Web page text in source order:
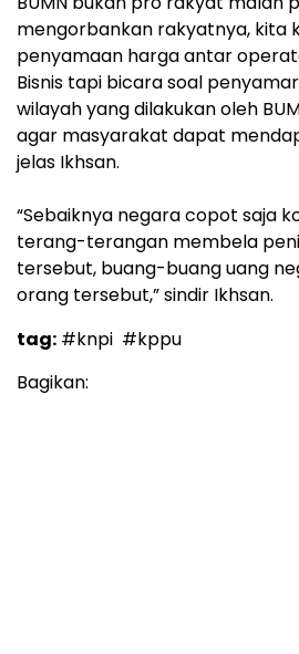
mengorbankan rakyatnya, kita
penyamaan harga antar
Bisnis tapi bicara soal
wilayah yang dilakukan oleh
agar masyarakat dapat
jelas Ikhsan.
“Sebaiknya negara copot saja
terang-terangan membela
tersebut, buang-buang uang
orang tersebut,” sindir Ikhsan.
tag: #knpi #kppu
Bagikan: